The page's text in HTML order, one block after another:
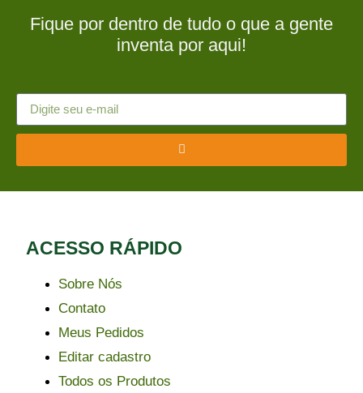
Fique por dentro de tudo o que a gente
inventa por aqui!
ACESSO RÁPIDO​
Sobre Nós
Contato
Meus Pedidos
Editar cadastro
Todos os Produtos